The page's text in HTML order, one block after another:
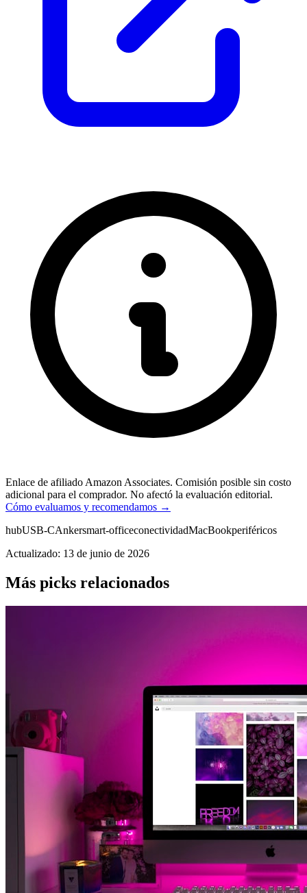
Enlace de afiliado Amazon Associates. Comisión posible sin costo
adicional para el comprador. No afectó la evaluación editorial.
Cómo evaluamos y recomendamos →
hubUSB-CAnkersmart-officeconectividadMacBookperiféricos
Actualizado: 13 de junio de 2026
Más picks relacionados